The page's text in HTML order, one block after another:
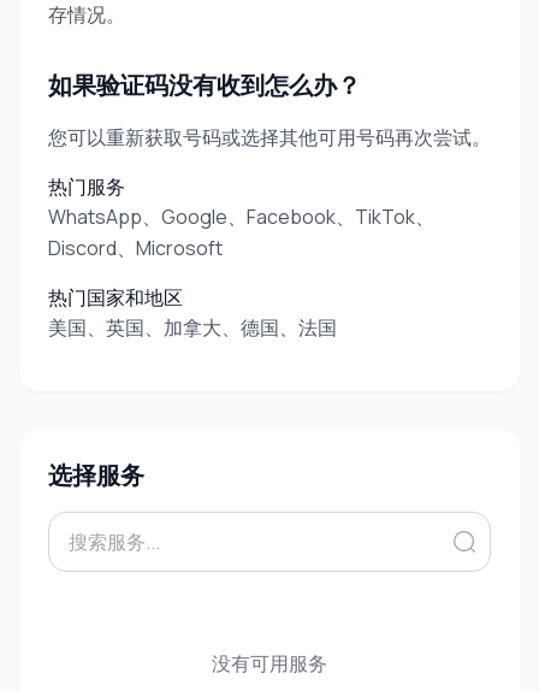
存情况。
如果验证码没有收到怎么办？
您可以重新获取号码或选择其他可用号码再次尝试。
热门服务
WhatsApp、Google、Facebook、TikTok、
Discord、Microsoft
热门国家和地区
美国、英国、加拿大、德国、法国
选择服务
没有可用服务